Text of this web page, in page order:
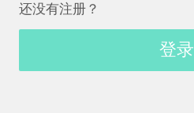
还没有注册？
登录